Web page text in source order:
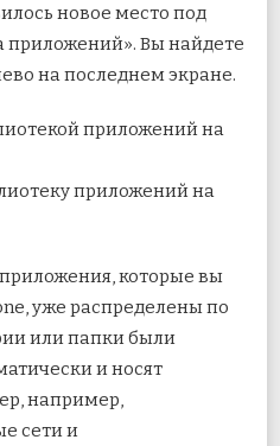
новое место под
приложений». Вы найдете
на последнем экране.
которые вы
уже распределены по
или папки были
и носят
например,
сети и